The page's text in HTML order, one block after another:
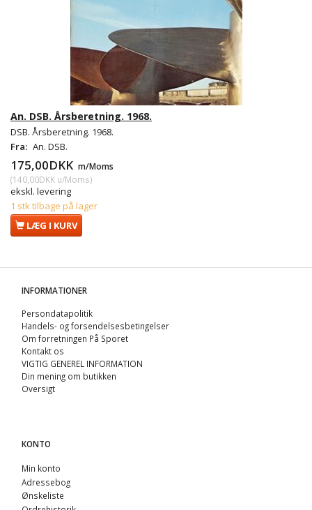
An. DSB. Årsberetning. 1968.
DSB. Årsberetning. 1968.
Fra: An. DSB.
175,00DKK m/Moms
(140,00DKK u/Moms)
ekskl. levering
1 stk tilbage på lager
LÆG I KURV
INFORMATIONER
Persondatapolitik
Handels- og forsendelsesbetingelser
Om forretningen På Sporet
Kontakt os
VIGTIG GENEREL INFORMATION
Din mening om butikken
Oversigt
KONTO
Min konto
Adressebog
Ønskeliste